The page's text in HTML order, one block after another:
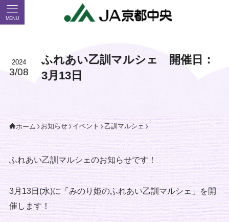
MENU
ふれあい乙訓マルシェ 開催日：
3月13日
2024
3/08
ホーム お知らせ イベント 乙訓マルシェ
ふれあい乙訓マルシェのお知らせです！
3月13日(水)に「みのり姫のふれあい乙訓マルシェ」を開
催します！